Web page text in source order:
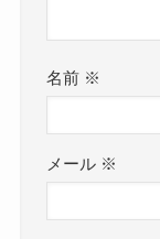
名前 ※
メール ※